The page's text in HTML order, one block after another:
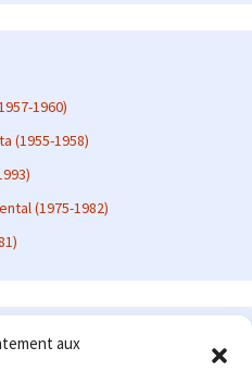
aux
1960)
(1955-1958)
(1975-1982)